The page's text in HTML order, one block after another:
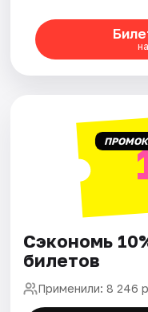
Сэкономь
билетов
Применили: 8 246